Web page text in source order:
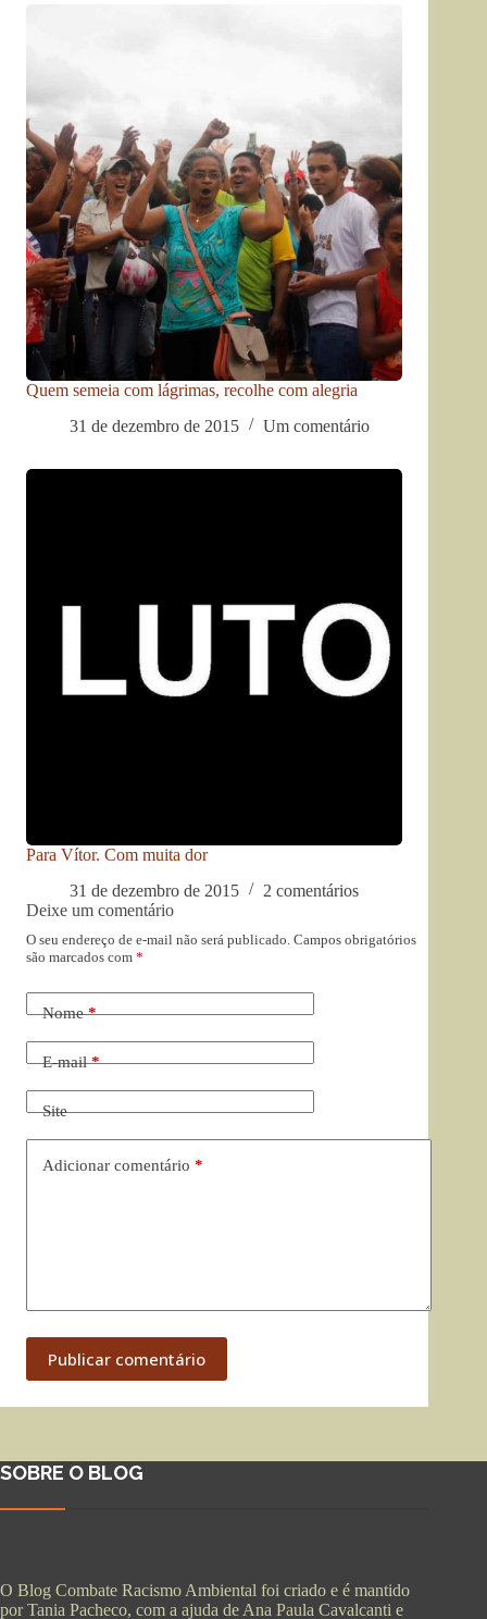
Quem semeia com lágrimas, recolhe com alegria
31 de dezembro de 2015
Um comentário
Para Vítor. Com muita dor
31 de dezembro de 2015
2 comentários
Deixe um comentário
O seu endereço de e-mail não será publicado. Campos obrigatórios
são marcados com *
Nome*
E-mail*
Site
Adicionar comentário *
Publicar comentário
SOBRE O BLOG
O Blog Combate Racismo Ambiental foi criado e é mantido
por Tania Pacheco, com a ajuda de Ana Paula Cavalcanti e